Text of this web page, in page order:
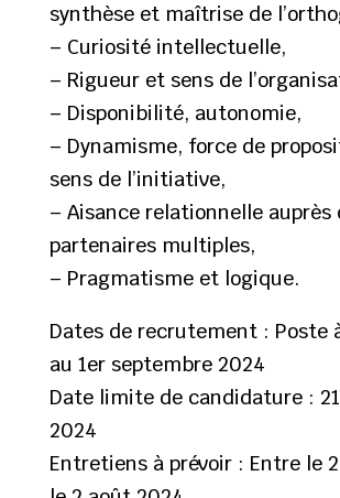
synthèse et maîtrise de
– Curiosité intellectuelle,
– Rigueur et sens de
– Disponibilité, autonomie,
– Dynamisme, force de
sens de l’initiative,
– Aisance relationnelle auprès
partenaires multiples,
– Pragmatisme et logique.
Dates de recrutement : Poste
au 1er septembre 2024
Date limite de candidature :
2024
Entretiens à prévoir : Entre le